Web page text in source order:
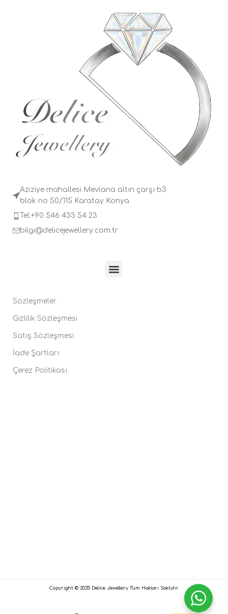
Aziziye mahallesi Mevlana altın çarşı b3
blok no 50/115 Karatay Konya
Tel:+90 546 433 54 23
bilgi@delicejewellery.com.tr
Sözleşmeler
Gizlilik Sözleşmesi
Satış Sözleşmesi
İade Şartları
Çerez Politikası
Copyright © 2025 Delice Jewellery Tüm Hakları Saklıdır.